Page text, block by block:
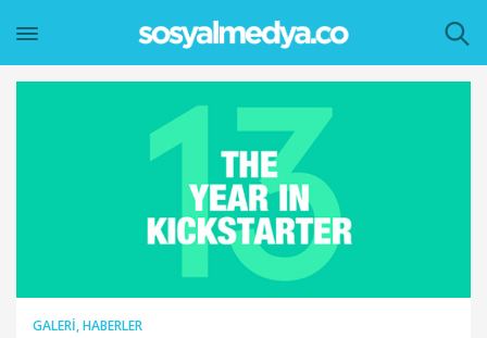
GALERI,HABERLER